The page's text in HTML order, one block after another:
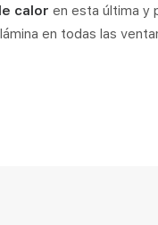
calor en esta última y
en todas las